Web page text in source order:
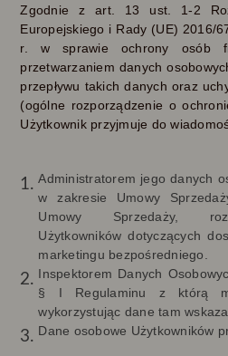
Zgodnie z art. 13 ust. 1-2
Europejskiego i Rady (UE) 2016/
r. w sprawie ochrony osób
przetwarzaniem danych
przepływu takich danych oraz
(ogólne rozporządzenie o
Użytkownik przyjmuje do
Administratorem jego danych
w zakresie Umowy
Umowy Sprzedaży,
Użytkowników dotyczących
marketingu bezpośredniego.
Inspektorem Danych
§ I Regulaminu z którą
wykorzystując dane tam
Dane osobowe Użytkowników